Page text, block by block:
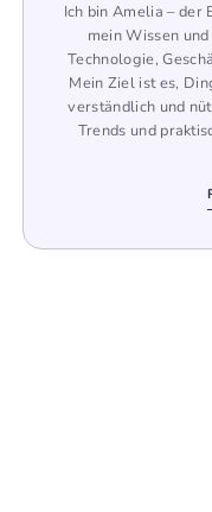
Ich bin Amelia –
mein Wissen
Technologie,
Mein Ziel ist es,
verständlich und
Trends und